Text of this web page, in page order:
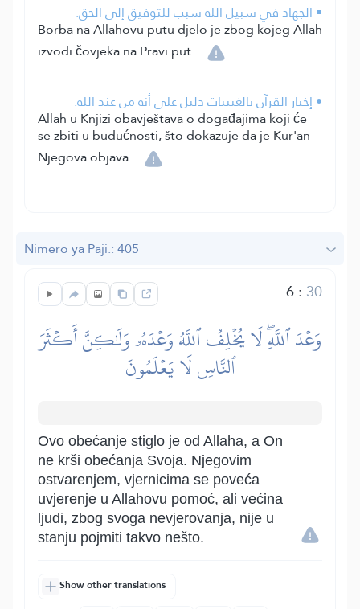
• الجهاد في سبيل الله سبب للتوفيق إلى الحق.
Borba na Allahovu putu djelo je zbog kojeg Allah
izvodi čovjeka na Pravi put.
• إخبار القرآن بالغيبيات دليل على أنه من عند الله.
Allah u Knjizi obavještava o događajima koji će
se zbiti u budućnosti, što dokazuje da je Kur'an
Njegova objava.
Nimero ya Paji.: 405
6: 30
وَعۡدَ ٱللَّهِۖ لَا يُخۡلِفُ ٱللَّهُ وَعۡدَهُۥ وَلَٰكِنَّ أَكۡثَرَ
ٱلنَّاسِ لَا يَعۡلَمُونَ
Ovo obećanje stiglo je od Allaha, a On
ne krši obećanja Svoja. Njegovim
ostvarenjem, vjernicima se poveća
uvjerenje u Allahovu pomoć, ali većina
ljudi, zbog svoga nevjerovanja, nije u
stanju pojmiti takvo nešto.
Show other translations